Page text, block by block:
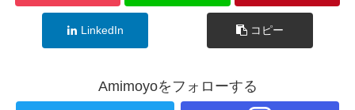
LinkedIn コピー
Amimoyoをフォローする